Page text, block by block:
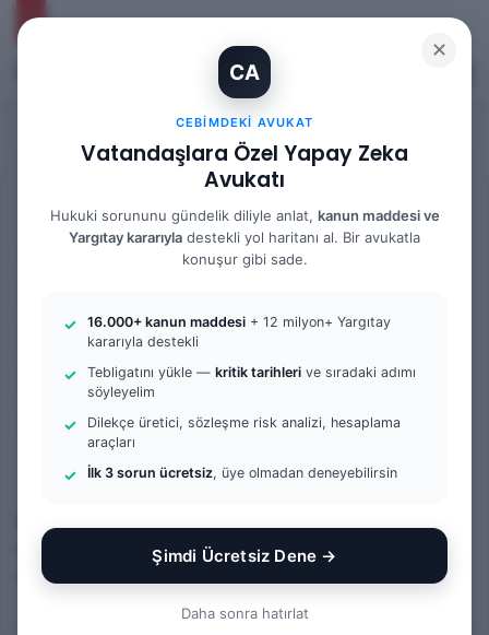
✕
CA
CEBIMDEKI AVUKAT
Vatandaşlara Özel Yapay Zeka
Avukatı
Hukuki sorununu gündelik diliyle anlat, kanun maddesi ve
Yargıtay kararıyla destekli yol haritanı al. Bir avukatla
konuşur gibi sade.
16.000+ kanun maddesi + 12 milyon+ Yargıtay
kararıyla destekli
Tebligatını yükle — kritik tarihleri ve sıradaki adımı
söyleyelim
Dilekçe üretici, sözleşme risk analizi, hesaplama
araçları
İlk 3 sorun ücretsiz, üye olmadan deneyebilirsin
Şimdi Ücretsiz Dene →
Daha sonra hatırlat
Değerlendirmesi ve Kusur
Belirlemesi: 2. Hukuk Dairesi
2026/482 K.
Av. Gökhan Yağmur
F
l
l
B
r
e
0 50 2 dakika okuma süresi
konusuna ilişkin bir Yargıtay kararı kısa notlar halinde
incelenmektedir.